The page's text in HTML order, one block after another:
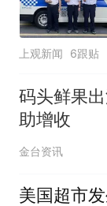
上观新闻 6跟贴
码头鲜果
助增收
金台资讯
美国超市